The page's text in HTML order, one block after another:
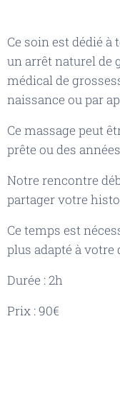
Ce soin est dédié
un arrêt naturel de
médical de
naissance ou par
Ce massage peut
prête ou des
Notre rencontre
partager votre
Ce temps est
plus adapté à votre
Durée : 2h
Prix : 90€